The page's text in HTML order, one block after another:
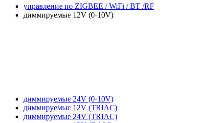
управление по ZIGBEE / WiFi / BT /RF
диммируемые 12V (0-10V)
диммируемые 24V (0-10V)
диммируемые 12V (TRIAC)
диммируемые 24V (TRIAC)